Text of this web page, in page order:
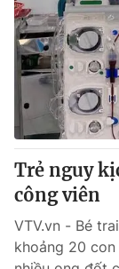
Thế giới
Tin tức
Thế giới đó đây
Câu chuyện
Kinh tế
Tài chính
Thị trường
Góc doanh
Dữ liệu và
Truyền hình
Phim VTV
Hậu trường
Giải trí
Điện ảnh
Trẻ nguy
công viên
VTV.vn - Bé
khoảng 20